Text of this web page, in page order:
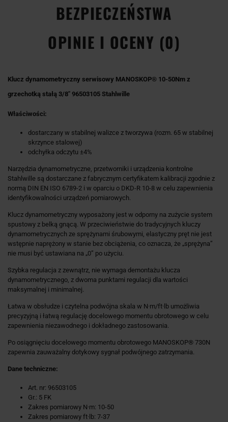
BEZPIECZEŃSTWA
OPINIE I OCENY (0)
Klucz dynamometryczny serwisowy MANOSKOP® 10-50Nm z
grzechotką stałą 3/8" 96503105 Stahlwille
Właściwości:
dostarczany w stabilnej walizce z tworzywa (rozm. 65 w stabilnej
skrzynce stalowej)
odchyłka odczytu ±4%
Narzędzia dynamometryczne, przetworniki i urządzenia kontrolne
Stahlwille są dostarczane z fabrycznym certyfikatem kalibracji zgodnie z
normą DIN EN ISO 6789-2 i w oparciu o DKD-R 10-8 w celu zapewnienia
identyfikowalności urządzeń pomiarowych.
Klucz dynamometryczny wyposażony jest w odporny na zużycie system
spustowy z belką gnącą. W przeciwieństwie do tradycyjnych kluczy
dynamometrycznych ze sprężynami śrubowymi, elastyczny pręt nie jest
wstępnie naprężony w stanie bez obciążenia, co oznacza, że „sprężyna”
nie musi być ustawiana na „0” po użyciu.
Szybka regulacja z zewnątrz, nie wymaga demontażu klucza
dynamometrycznego, z dwoma punktami regulacji dla wartości
maksymalnej i minimalnej.
Łatwa w obsłudze i czytelna podwójna skala w N·m/ft·lb umożliwia
precyzyjną i łatwą regulację docelowego momentu obrotowego w celu
zapewnienia niezawodnego i dokładnego zastosowania.
Po osiągnięciu docelowego momentu obrotowego MANOSKOP® 730N
zapewnia zauważalny dotykowy sygnał podwójnego zatrzymania.
Dane techniczne:
Art. nr: 96503105
Gr.: 5 FK
Zakres pomiarowy N·m: 10-50
Zakres pomiarowy ft·lb: 7-37